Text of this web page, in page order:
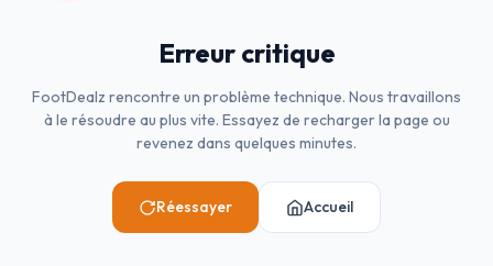
Erreur critique
FootDealz rencontre un problème technique. Nous travaillons
à le résoudre au plus vite. Essayez de recharger la page ou
revenez dans quelques minutes.
Réessayer Accueil